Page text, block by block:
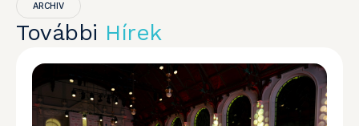
ARCHIV
További Hírek